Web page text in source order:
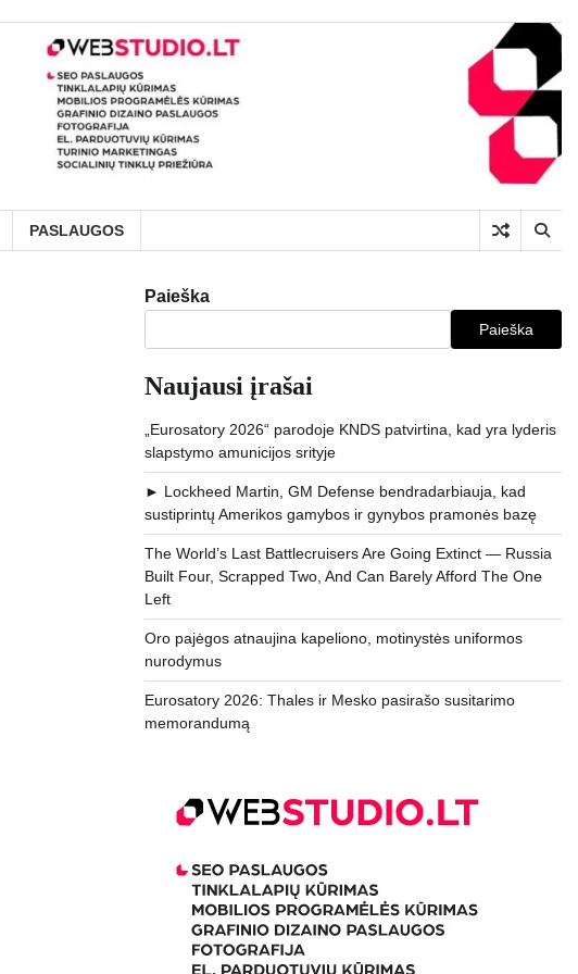
PASLAUGOS
Paieška
Paieška
Naujausi įrašai
„Eurosatory 2026“ parodoje KNDS patvirtina, kad yra lyderis
slapstymo amunicijos srityje
► Lockheed Martin, GM Defense bendradarbiauja, kad
sustiprintų Amerikos gamybos ir gynybos pramonės bazę
The World’s Last Battlecruisers Are Going Extinct — Russia
Built Four, Scrapped Two, And Can Barely Afford The One
Left
Oro pajėgos atnaujina kapeliono, motinystės uniformos
nurodymus
Eurosatory 2026: Thales ir Mesko pasirašo susitarimo
memorandumą